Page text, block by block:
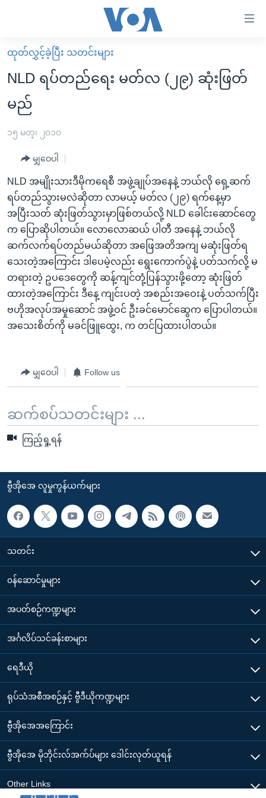
လွယ်ကူ
စေ
သည့်
Link
များ
အကြောင်းအရာ
ကျော်
ကြည့်
စာမျက်နှာ
နေရာ
မူလစာမျက်နှာ
မြန်မာ
ကမ္ဘာ့သတင်းများ
အစ္စရေး-ပါလက်စတိုင်း
ရပ်ဝန်းတခု လမ်းတခု အလွန်
အင်္ဂလိပ်စာလေ့လာမယ်
အမေရိကန်သုံးအီဒီယံ
မကြေးမုံရဲ့ အင်္ဂလိပ်စာ
ရုပ်ရှင်ထဲက အင်္ဂလိပ်စာ
သုတပဒေသာ အင်္ဂလိပ်စာ
အပတ်စဉ်ကဏ္ဍများ
ရေဒီယို
ရေဒီယိုနှင့်ရုပ်သံ အချက်အလက်များ
ရေဒီယို/တီဗွီအစီအစဉ်
Learning English
ဗွီအိုအေ လူမှုကွန်ယက်များ
ဘာသာစကားများ
ထုတ်လွှင့်ခဲ့ပြီး သတင်းများ
NLD ရပ်တည်ရေး မတ်လ (၂၉) ဆုံးဖြတ်
မည်
၁၅ မတ္၊ ၂၀၁၀
မျှဝေပါ
NLD အမျိုးသားဒီမိုကရေစီ အဖွဲ့ချုပ်အနေနဲ့ ဘယ်လို ရှေ့ဆက်
ရပ်တည်သွားမလဲဆိုတာ လာမယ့် မတ်လ (၂၉) ရက်နေ့မှာ
အပြီးသတ် ဆုံးဖြတ်သွားမှာဖြစ်တယ်လို့ NLD ခေါင်းဆောင်တွေ
က ပြောဆိုပါတယ်။ လောလောဆယ် ပါတီ အနေနဲ့ ဘယ်လို
ဆက်လက်ရပ်တည်မယ်ဆိုတာ အဖြေအတိအကျ မဆုံးဖြတ်ရ
သေးတဲ့အကြောင်း ဒါပေမဲ့လည်း ရွေးကောက်ပွဲနဲ့ ပတ်သက်လို့ မ
တရားတဲ့ ဥပဒေတွေကို ဆန့်ကျင်တုံ့ပြန်သွားဖို့တော့ ဆုံးဖြတ်
ထားတဲ့အကြောင်း ဒီနေ့ ကျင်းပတဲ့ အစည်းအဝေးနဲ့ ပတ်သက်ပြီး
ဗဟိုအလုပ်အမှုဆောင် အဖွဲ့ဝင် ဦးခင်မောင်ဆွေက ပြောပါတယ်။
အသေးစိတ်ကို မခင်ဖြူထွေး, က တင်ပြထားပါတယ်။
မျှဝေပါ Follow us
ဆက်စပ်သတင်းများ ...
ကြည့်ရှု့ရန်
ဗွီအိုအေ လူမှုကွန်ယက်များ
သတင်း
၀န်ဆောင်မှုများ
အပတ်စဉ်ကဏ္ဍများ
အင်္ဂလိပ်သင်ခန်းစာများ
ရေဒီယို
ရုပ်သံအစီအစဉ်နှင့် ဗွီဒီယိုကဏ္ဍများ
ဗွီအိုအေအကြောင်း
ဗွီအိုအေ မိုဘိုင်းလ်အက်ပ်များ ဒေါင်းလုတ်ယူရန်
Other Links